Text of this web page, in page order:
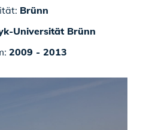
Brünn
Universität Brünn
2009 - 2013